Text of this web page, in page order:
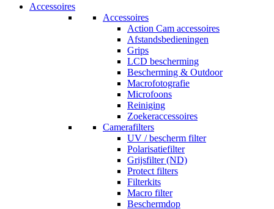
Accessoires
Accessoires
Action Cam accessoires
Afstandsbedieningen
Grips
LCD bescherming
Bescherming & Outdoor
Macrofotografie
Microfoons
Reiniging
Zoekeraccessoires
Camerafilters
UV / bescherm filter
Polarisatiefilter
Grijsfilter (ND)
Protect filters
Filterkits
Macro filter
Beschermdop